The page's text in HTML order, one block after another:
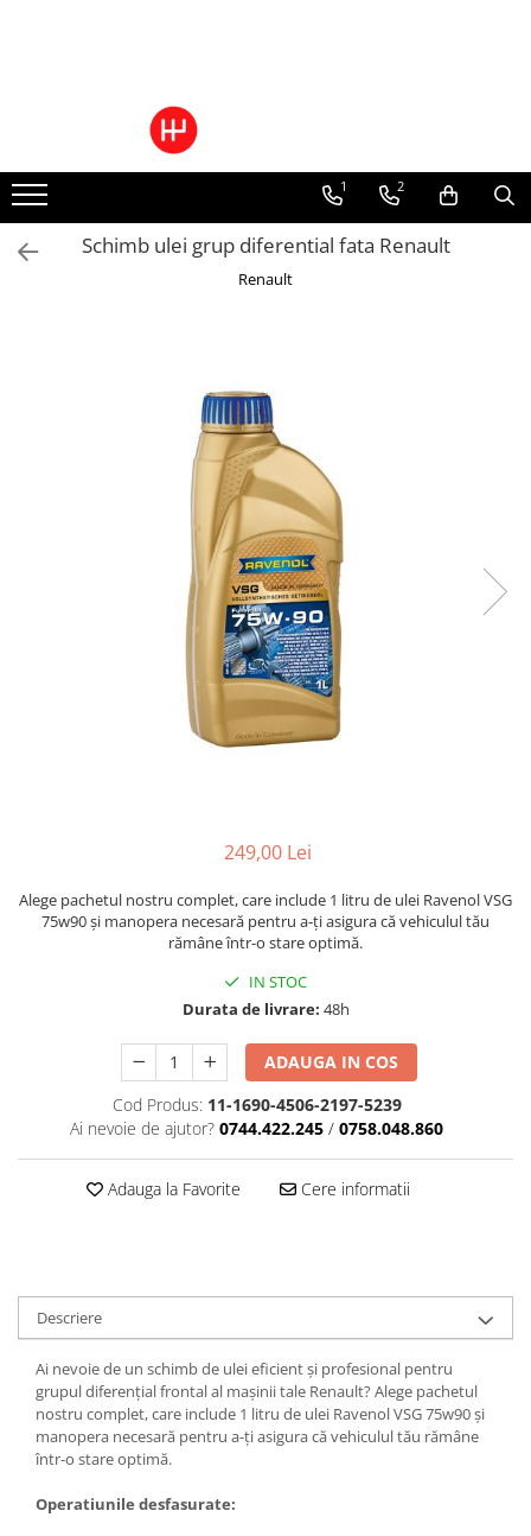
Pachete Cutie Automata
Pachete Cutie Manuala
Pachete Grup Diferential
Reparatii convertizoare de cuplu
Climatizare Auto
Piese cutii de viteze automata
1 2
Schimb ulei grup diferential fata Renault
Renault
249,00 Lei
Alege pachetul nostru complet, care include 1 litru de ulei Ravenol VSG
75w90 și manopera necesară pentru a-ți asigura că vehiculul tău
rămâne într-o stare optimă.
IN STOC
Durata de livrare: 48h
ADAUGA IN COS
Cod Produs: 11-1690-4506-2197-5239
Ai nevoie de ajutor? 0744.422.245 / 0758.048.860
Adauga la Favorite Cere informatii
Descriere
Ai nevoie de un schimb de ulei eficient și profesional pentru
grupul diferențial frontal al mașinii tale Renault? Alege pachetul
nostru complet, care include 1 litru de ulei Ravenol VSG 75w90 și
manopera necesară pentru a-ți asigura că vehiculul tău rămâne
într-o stare optimă.
Operatiunile desfasurate: